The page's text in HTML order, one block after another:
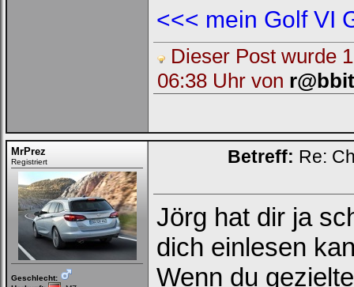
<<< mein Golf VI
Dieser Post wurde
06:38 Uhr von r@bbit
MrPrez
Registriert
Geschlecht:
Betreff: Re:
Jörg hat dir ja
dich einlesen
Wenn du